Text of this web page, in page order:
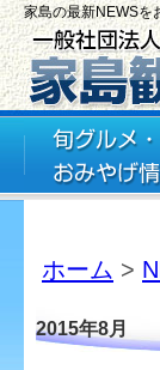
家島の最新NEWSを
ホーム >
2015年8月